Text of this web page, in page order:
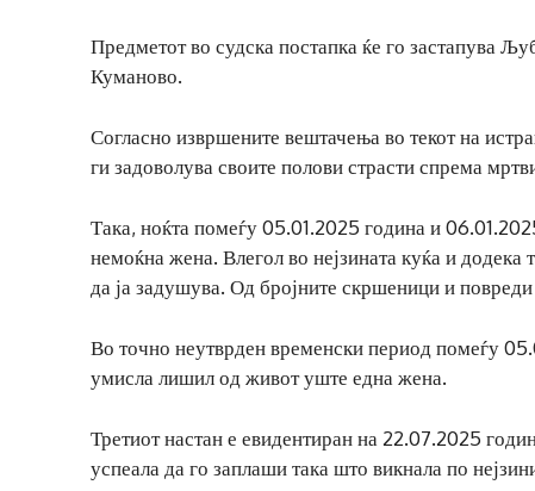
Предметот во судска постапка ќе го застапува
Куманово.
Согласно извршените вештачења во текот на
ги задоволува своите полови страсти спрема
Така, ноќта помеѓу 05.01.2025 година и
немоќна жена. Влегол во нејзината куќа и додека
да ја задушува. Од бројните скршеници и
Во точно неутврден временски период помеѓу
умисла лишил од живот уште една жена.
Третиот настан е евидентиран на 22.07.2025
успеала да го заплаши така што викнала по